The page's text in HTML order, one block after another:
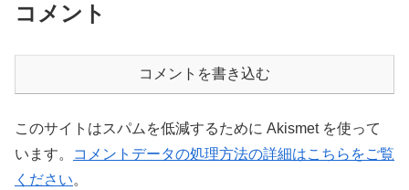
コメント
コメントを書き込む
このサイトはスパムを低減するために Akismet を使って
います。
コメントデータの処理方法の詳細はこちらをご覧
ください。